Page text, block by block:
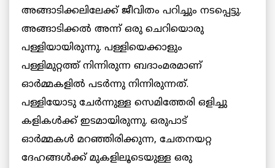
അങ്ങാടിക്കലിലേക്ക് ജീവിതം പറിച്ചും നടപ്പെട്ടു.
അങ്ങാടിക്കല്‍ അന്ന് ഒരു ചെറിയൊരു
പള്ളിയായിരുന്നു. പള്ളിയെക്കാളും
പള്ളിമുറ്റത്ത് നിന്നിരുന്ന ബദാംമരമാണ്
ഓര്‍മ്മകളില്‍ പടര്‍ന്നു നിന്നിരുന്നത്.
പള്ളിയോടു ചേര്‍ന്നുള്ള സെമിത്തേരി ഒളിച്ചു
കളികള്‍ക്ക് ഇടമായിരുന്നു. ഒരുപാട്
ഓര്‍മ്മകള്‍ മറഞ്ഞിരിക്കുന്ന, ചേതനയറ്റ
ദേഹങ്ങള്‍ക്ക് മുകളിലൂടെയുള്ള ഒരു